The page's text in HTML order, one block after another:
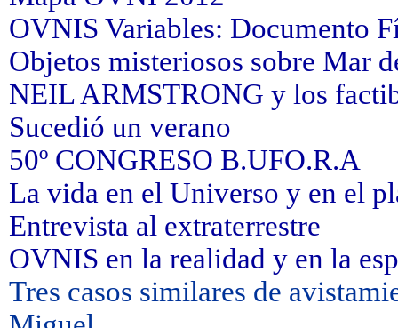
OVNIS Variables: Documento
Objetos misteriosos sobre Mar
NEIL ARMSTRONG y los
Sucedió un verano
50º CONGRESO B.UFO.R.A
La vida en el Universo y en el
Entrevista al extraterrestre
OVNIS en la realidad y en la
Tres casos similares de